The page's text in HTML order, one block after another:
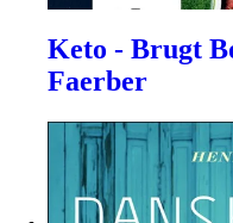
Keto - Brugt
Faerber